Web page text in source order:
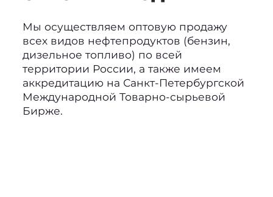
Мы осуществляем оптовую продажу
всех видов нефтепродуктов (бензин,
дизельное топливо) по всей
территории России, а также имеем
аккредитацию на Санкт-Петербургской
Международной Товарно-сырьевой
Бирже.